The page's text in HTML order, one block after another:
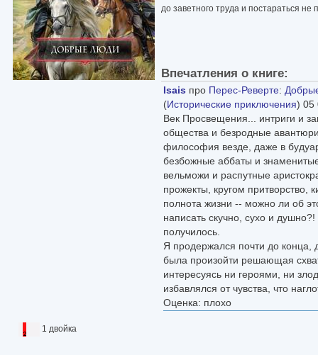
до заветного труда и постараться не
Впечатления о книге:
Isais про Перес-Реверте:
(Исторические приключения) 05
Век Просвещения... интриги и
общества и безродные
философия везде, даже в
безбожные аббаты и
вельможи и распутные
прожекты, кругом притворство,
полнота жизни -- можно ли об
написать скучно, сухо и
получилось.
Я продержался почти до конца,
была произойти решающая
интересуясь ни героями, ни
избавлялся от чувства, что
Оценка: плохо
1 двойка